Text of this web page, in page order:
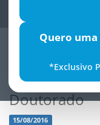
Quero uma
*Exclusivo
Diretor da
Doutorado
15/08/2016